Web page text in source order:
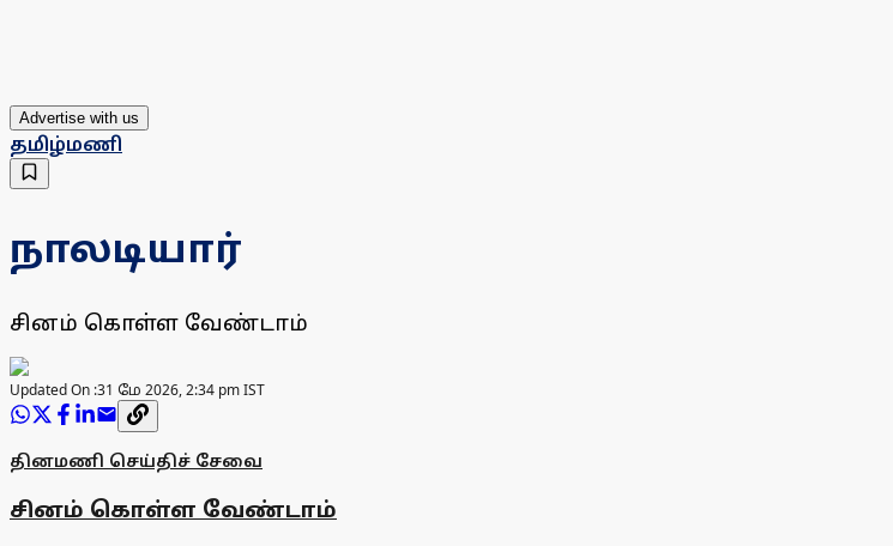
Advertise with us
தமிழ்மணி
நாலடியார்
சினம் கொள்ள வேண்டாம்
Updated On :31 மே 2026, 2:34 pm IST
தினமணி செய்திச் சேவை
சினம் கொள்ள வேண்டாம்